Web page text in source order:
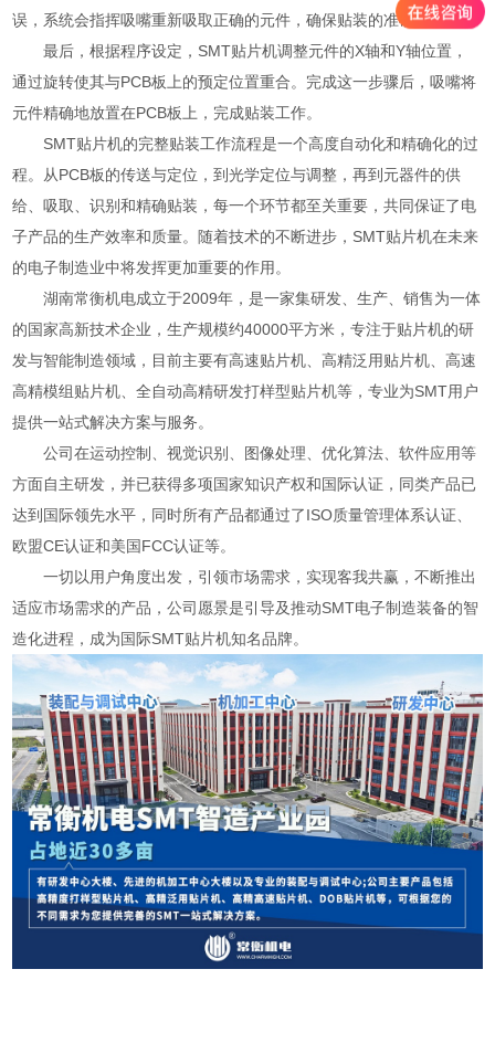
误，系统会指挥吸嘴重新吸取正确的元件，确保贴装的准确性。
最后，根据程序设定，SMT贴片机调整元件的X轴和Y轴位置，
通过旋转使其与PCB板上的预定位置重合。完成这一步骤后，吸嘴将
元件精确地放置在PCB板上，完成贴装工作。
SMT贴片机的完整贴装工作流程是一个高度自动化和精确化的过
程。从PCB板的传送与定位，到光学定位与调整，再到元器件的供
给、吸取、识别和精确贴装，每一个环节都至关重要，共同保证了电
子产品的生产效率和质量。随着技术的不断进步，SMT贴片机在未来
的电子制造业中将发挥更加重要的作用。
湖南常衡机电成立于2009年，是一家集研发、生产、销售为一体
的国家高新技术企业，生产规模约40000平方米，专注于贴片机的研
发与智能制造领域，目前主要有高速贴片机、高精泛用贴片机、高速
高精模组贴片机、全自动高精研发打样型贴片机等，专业为SMT用户
提供一站式解决方案与服务。
公司在运动控制、视觉识别、图像处理、优化算法、软件应用等
方面自主研发，并已获得多项国家知识产权和国际认证，同类产品已
达到国际领先水平，同时所有产品都通过了ISO质量管理体系认证、
欧盟CE认证和美国FCC认证等。
一切以用户角度出发，引领市场需求，实现客我共赢，不断推出
适应市场需求的产品，公司愿景是引导及推动SMT电子制造装备的智
造化进程，成为国际SMT贴片机知名品牌。